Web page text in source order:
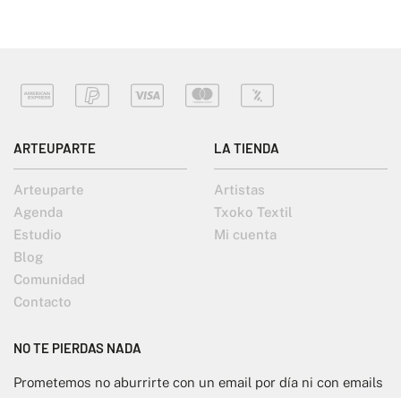
ARTEUPARTE
Arteuparte
Agenda
Estudio
Blog
Comunidad
Contacto
LA TIENDA
Artistas
Txoko Textil
Mi cuenta
NO TE PIERDAS NADA
Prometemos no aburrirte con un email por día ni con emails